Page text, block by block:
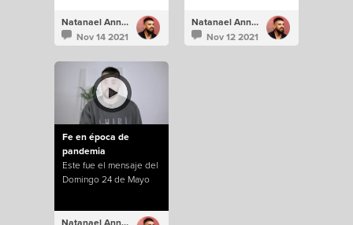
Natanael Annacondia
Nov 14 2021
saquen de todo lo que
Dios tiene para
nosotros.
Natanael Annacondia
Nov 12 2021
Fe en época de
pandemia
Este fue el mensaje del
Domingo 24 de Mayo
Natanael Annacondia